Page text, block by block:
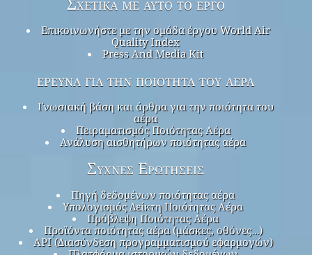
Επικοινωνήστε με την ομάδα έργου World Air
Quality Index
Press And Media Kit
έρευνα για την ποιότητα του αέρα
Γνωσιακή βάση και άρθρα για την ποιότητα του
αέρα
Πειραματισμός Ποιότητας Αέρα
Ανάλυση αισθητήρων ποιότητας αέρα
Συχνές Ερωτήσεις
Πηγή δεδομένων ποιότητας αέρα
Υπολογισμός Δείκτη Ποιότητας Αέρα
Πρόβλεψη Ποιότητας Αέρα
Προϊόντα ποιότητας αέρα (μάσκες, οθόνες…)
API (Διασύνδεση προγραμματισμού εφαρμογών)